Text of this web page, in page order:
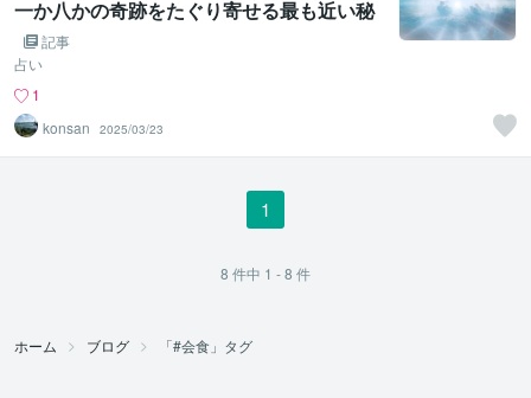
一か八かの奇跡をたぐり寄せる最も近い秘
法☆記事
占い
1
konsan
2025/03/23
1
8 件中 1 - 8 件
ホーム ブログ 「#会食」タグ